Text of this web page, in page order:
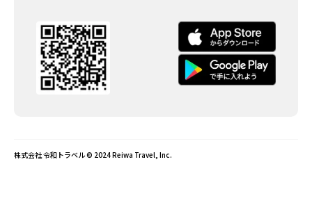
株式会社 令和トラベル © 2024 Reiwa Travel, Inc.